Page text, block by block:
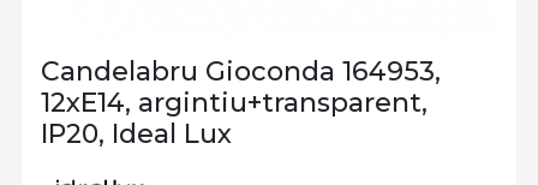
Candelabru Gioconda 164953,
12xE14, argintiu+transparent,
IP20, Ideal Lux